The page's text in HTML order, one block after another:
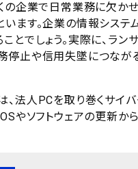
の企業で日常業務に欠か
います。企業の情報システ
ことでしょう。実際に、
停止や信用失墜につなが
、法人PCを取り巻くサイ
OSやソフトウェアの更新